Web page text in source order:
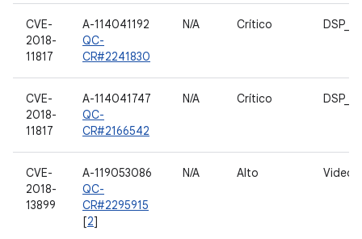
CVE-
2018-
11817
A-114041192
QC-
CR#2241830
N/A Crítico
CVE-
2018-
11817
A-114041747
QC-
CR#2166542
N/A Crítico
CVE-
2018-
13899
A-119053086
QC-
CR#2295915
[2]
N/A Alto Video